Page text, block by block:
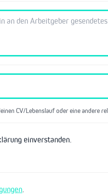
CV/Lebenslauf oder eine andere
einverstanden.
.